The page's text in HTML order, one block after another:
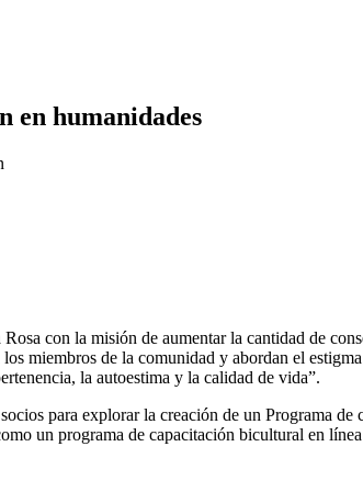
en humanidades
con la misión de aumentar la cantidad de
miembros de la comunidad y abordan el
la autoestima y la calidad de vida”.
para explorar la creación de un Programa
un programa de capacitación bicultural en